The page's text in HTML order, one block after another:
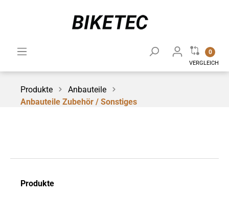
0
VERGLEICH
Produkte
Anbauteile
Anbauteile Zubehör / Sonstiges
Produkte